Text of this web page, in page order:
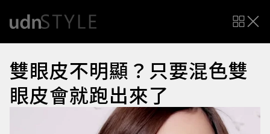
雙眼皮不明顯？只要混色雙
眼皮會就跑出來了